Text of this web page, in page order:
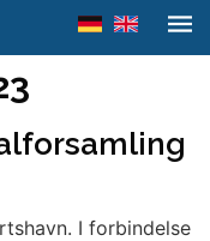
I forbindelse